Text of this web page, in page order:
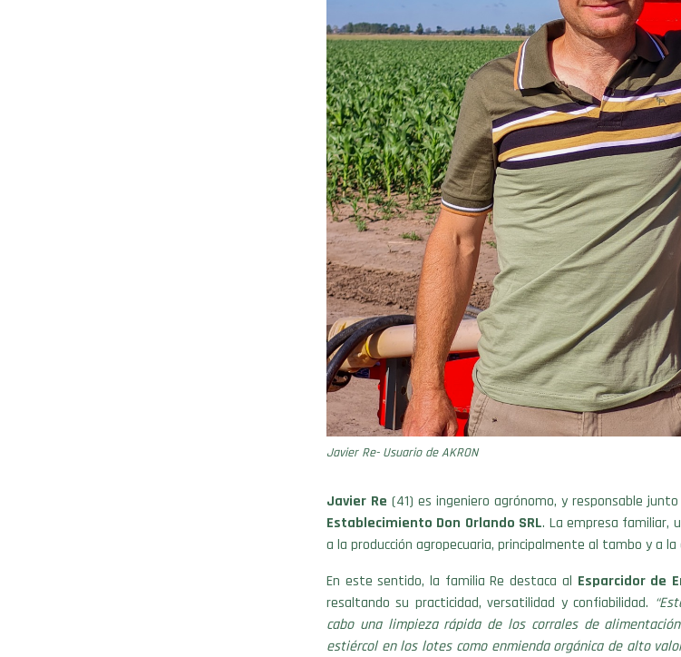
Javier Re- Usuario de AKRON
Javier Re (41) es ingeniero agrónomo, y responsable
Establecimiento Don Orlando SRL. La empresa familiar,
a la producción agropecuaria, principalmente al tambo y a la
En este sentido, la familia Re destaca al Esparcidor de
resaltando su practicidad, versatilidad y confiabilidad.
cabo una limpieza rápida de los corrales de
estiércol en los lotes como enmienda orgánica de alto